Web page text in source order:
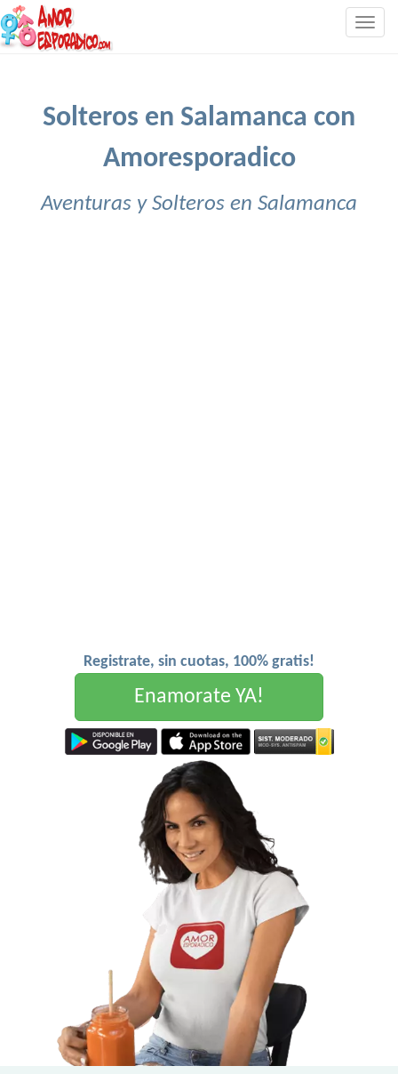
Solteros en Salamanca con
Amoresporadico
Aventuras y Solteros en Salamanca
Registrate, sin cuotas, 100% gratis!
Enamorate YA!